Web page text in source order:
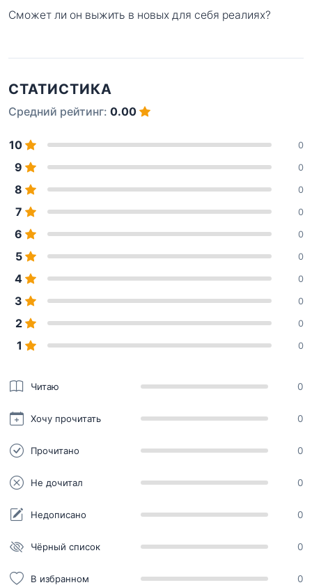
Сможет ли он выжить в новых для себя реалиях?
СТАТИСТИКА
Средний рейтинг: 0.00
10 0
9 0
8 0
7 0
6 0
5 0
4 0
3 0
2 0
1 0
Читаю 0
Хочу прочитать 0
Прочитано 0
Не дочитал 0
Недописано 0
Чёрный список 0
В избранном 0